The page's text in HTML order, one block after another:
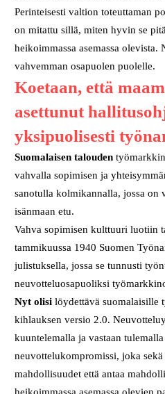
Perinteisesti valtion toteuttaman
on mitattu sillä, miten hyvin se
heikoimmassa asemassa
vahvemman osapuolen puolelle.
Koetaan, että
asettunut
yksipuolisesti
Suomalaisen talouden
vahvalla sopimisen ja
sanotulla kolmikannalla, jossa on
isänmaan etu.
Vahva sopimisen kulttuuri luotiin
tammikuussa 1940 Suomen
julistuksella, jossa se tunnusti
neuvotteluosapuoliksi
Nyt olisilöydettävä suomalaisille
kihlauksen versio 2.0.
kuuntelemalla ja vastaan tulemalla
neuvottelukompromissi, joka
mahdollisuudet että antaa
heikoimmassa asemassa olevien